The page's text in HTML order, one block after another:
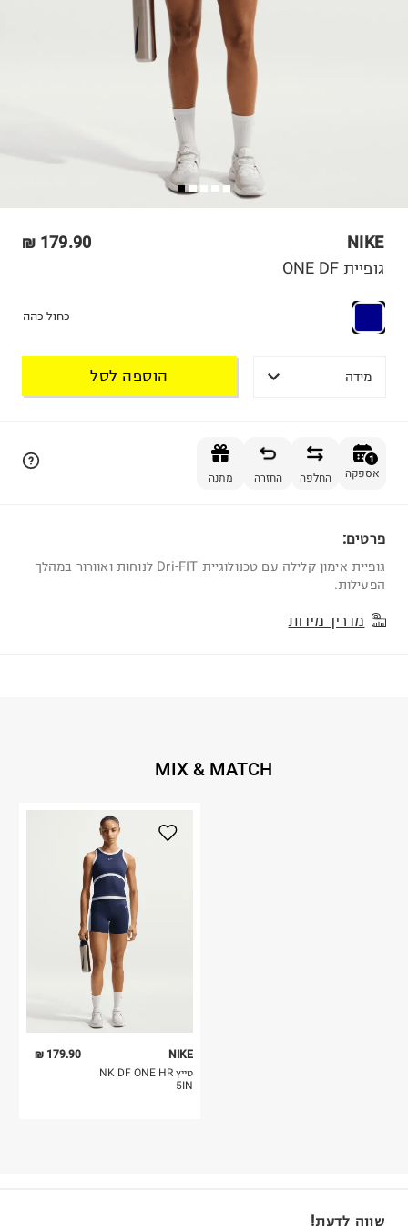
NIKE
179.90 ₪
גופיית ONE DF
כחול כהה
מידה הוספה לסל
1
אספקה החלפה החזרה מתנה
פרטים:
גופיית אימון קלילה עם טכנולוגיית Dri-FIT לנוחות ואוורור במהלך
הפעילות.
מדריך מידות
MIX & MATCH
179.90 ₪
NIKE
טייץ NK DF ONE HR
5IN
שווה לדעת!